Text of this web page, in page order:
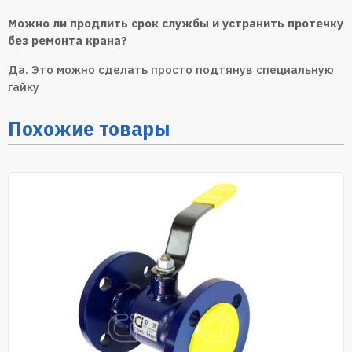
Можно ли продлить срок службы и устранить протечку
без ремонта крана?
Да. Это можно сделать просто подтянув специальную
гайку
Похожие товары